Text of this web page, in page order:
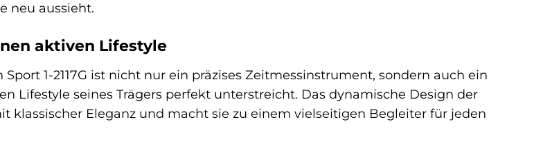
neu aussieht.
aktiven Lifestyle
1-2117G ist nicht nur ein präzises Zeitmessinstrument, sondern auch ein
Lifestyle seines Trägers perfekt unterstreicht. Das dynamische Design der
klassischer Eleganz und macht sie zu einem vielseitigen Begleiter für jeden